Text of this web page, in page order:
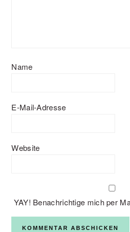
Name
E-Mail-Adresse
Website
YAY! Benachrichtige mich per